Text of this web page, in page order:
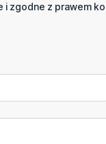
i zgodne z prawem